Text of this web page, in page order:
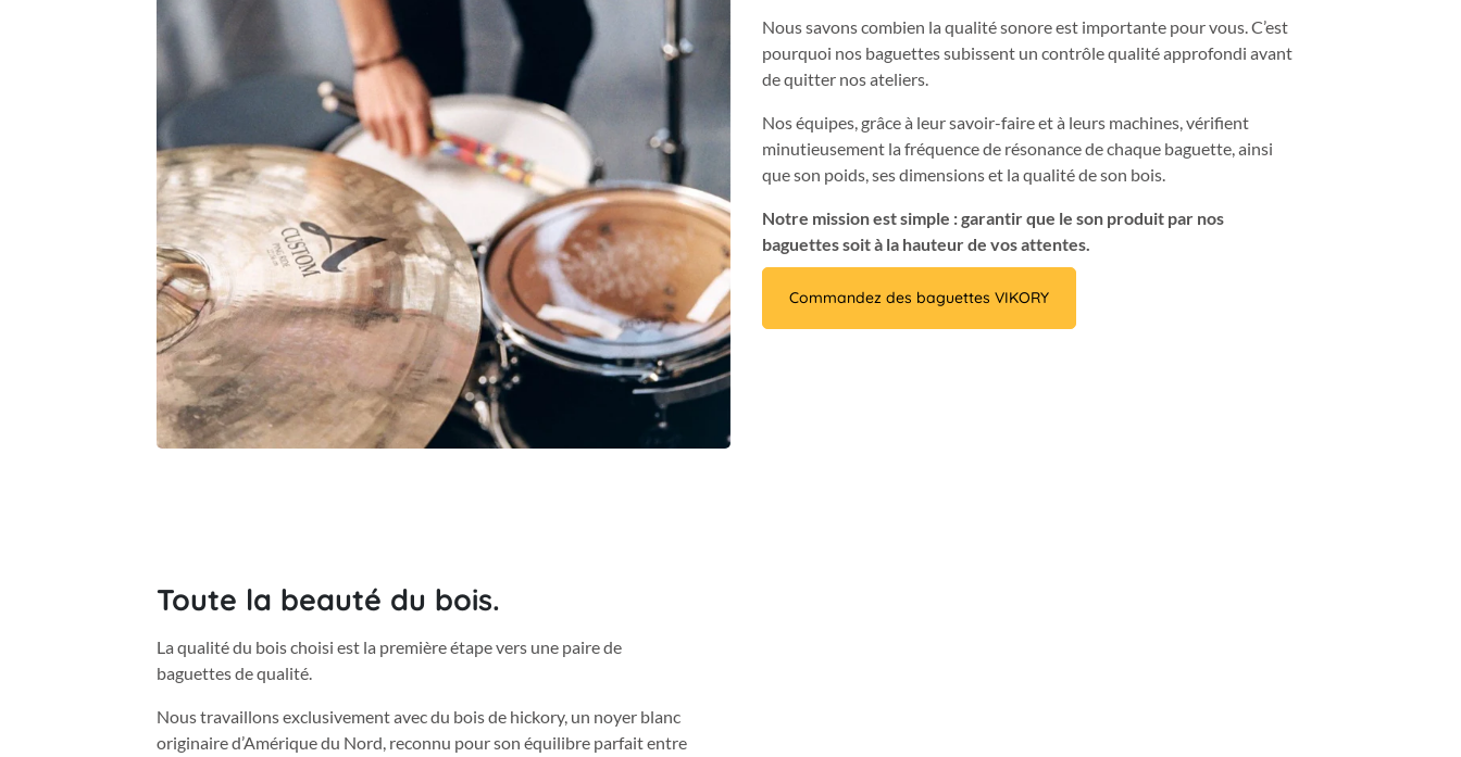
Nous savons combien la qualité sonore est importante pour vous. C’est
pourquoi nos baguettes subissent un contrôle qualité approfondi avant
de quitter nos ateliers.
Nos équipes, grâce à leur savoir-faire et à leurs machines, vérifient
minutieusement la fréquence de résonance de chaque baguette, ainsi
que son poids, ses dimensions et la qualité de son bois.
Notre mission est simple : garantir que le son produit par nos
baguettes soit à la hauteur de vos attentes.
Commandez des baguettes VIKORY
Toute la beauté du bois.
La qualité du bois choisi est la première étape vers une paire de
baguettes de qualité.
Nous travaillons exclusivement avec du bois de hickory, un noyer blanc
originaire d’Amérique du Nord, reconnu pour son équilibre parfait entre